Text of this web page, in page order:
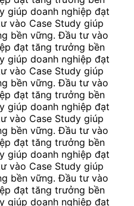
giúp doanh nghiệp đạt
vào Case Study giúp
bền vững. Đầu tư vào
đạt tăng trưởng bền
giúp doanh nghiệp đạt
vào Case Study giúp
bền vững. Đầu tư vào
đạt tăng trưởng bền
giúp doanh nghiệp đạt
vào Case Study giúp
bền vững. Đầu tư vào
đạt tăng trưởng bền
giúp doanh nghiệp đạt
vào Case Study giúp
bền vững. Đầu tư vào
đạt tăng trưởng bền
giúp doanh nghiệp đạt